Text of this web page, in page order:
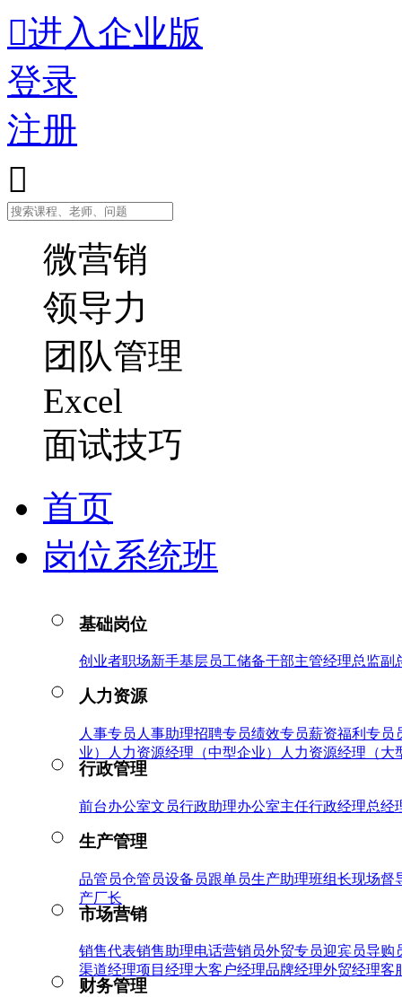
进入企业版
登录
注册

微营销
领导力
团队管理
Excel
面试技巧
首页
岗位系统班
基础岗位
创业者职场新手基层员工储备干部主管经理总监副
人力资源
人事专员 人事助理招聘专员绩效专员薪资福利专员
业）
人力资源经理（中型企业） 人力资源经理（大
行政管理
前台办公室文员行政助理办公室主任行政经理总经
生产管理
品管员仓管员设备员跟单员生产助理班组长现场督
产厂长
市场营销
销售代表销售助理电话营销员外贸专员迎宾员导购
渠道经理项目经理大客户经理品牌经理外贸经理客
财务管理